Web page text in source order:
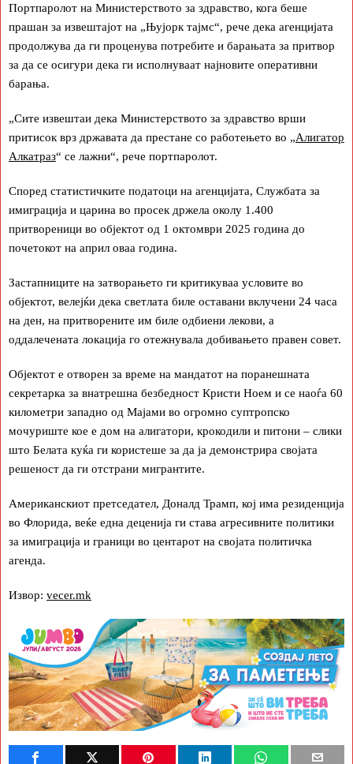
Портпаролот на Министерството за здравство, кога беше
прашан за извештајот на „Њујорк тајмс“, рече дека агенцијата
продолжува да ги проценува потребите и барањата за притвор
за да се осигури дека ги исполнуваат најновите оперативни
барања.
„Сите извештаи дека Министерството за здравство врши
притисок врз државата да престане со работењето во „Алигатор
Алкатраз“ се лажни“, рече портпаролот.
Според статистичките податоци на агенцијата, Службата за
имиграција и царина во просек држела околу 1.400
притвореници во објектот од 1 октомври 2025 година до
почетокот на април оваа година.
Застапниците на затворањето ги критикуваа условите во
објектот, велејќи дека светлата биле оставани вклучени 24 часа
на ден, на притворените им биле одбиени лекови, а
оддалечената локација го отежнувала добивањето правен совет.
Објектот е отворен за време на мандатот на поранешната
секретарка за внатрешна безбедност Кристи Ноем и се наоѓа 60
километри западно од Мајами во огромно суптропско
мочуриште кое е дом на алигатори, крокодили и питони – слики
што Белата куќа ги користеше за да ја демонстрира својата
решеност да ги отстрани мигрантите.
Американскиот претседател, Доналд Трамп, кој има резиденција
во Флорида, веќе една деценија ги става агресивните политики
за имиграција и граници во центарот на својата политичка
агенда.
Извор: vecer.mk